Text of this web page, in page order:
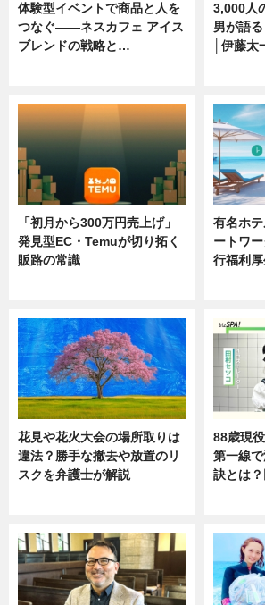
体験型イベントで商品と人を
つなぐ――ネスカフェ アイス
ブレンドの戦略と…
3,000人
男が語
│伊藤
「初月から300万円売上げ」
発見型EC・Temuが切り拓く
販路の常識
有名ホ
ートワ
行福利
花見や花火大会の場所取りは
違法？勝手な撤去や放置のリ
スクを弁護士が解説
88歳現
第一線
訣とは